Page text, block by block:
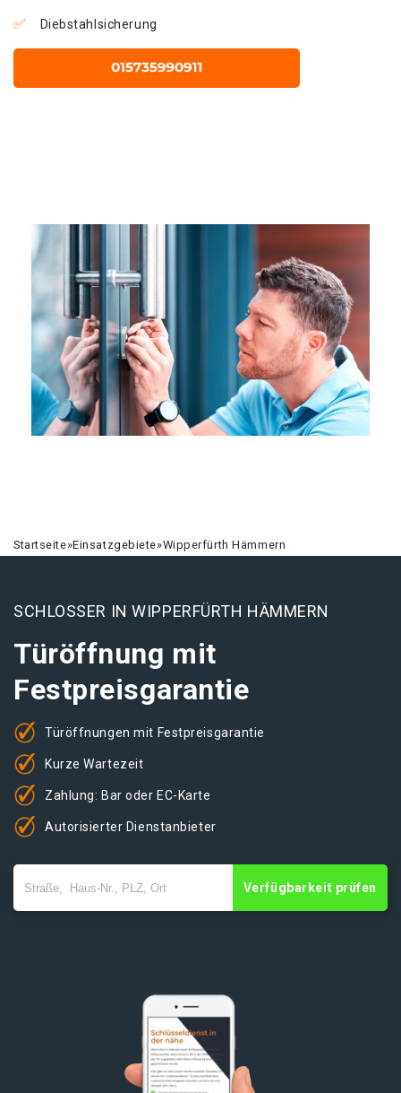
Diebstahlsicherung
Startseite»Einsatzgebiete»Wipperfürth Hämmern
SCHLOSSER IN WIPPERFÜRTH HÄMMERN
Türöffnung mit
Festpreisgarantie
Türöffnungen mit Festpreisgarantie
Kurze Wartezeit
Zahlung: Bar oder EC-Karte
Autorisierter Dienstanbieter
Verfügbarkeit prüfen